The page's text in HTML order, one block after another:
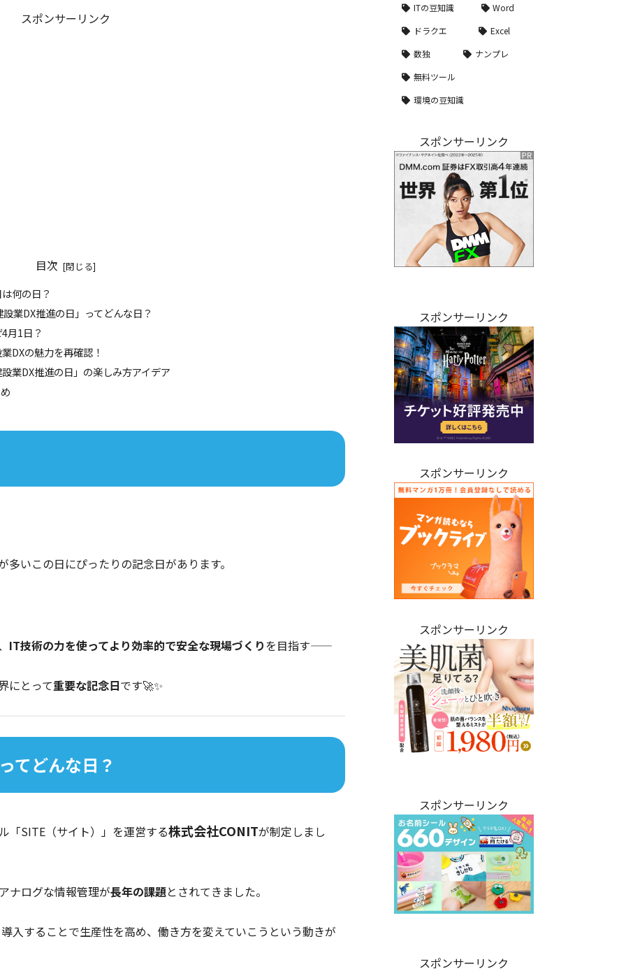
スポンサーリンク
目次
何の日？
業DX推進の日」ってどんな日？
月1日？
DXの魅力を再確認！
業DX推進の日」の楽しみ方アイデア
いこの日にぴったりの記念日があります。
IT技術の力を使ってより効率的で安全な現場づくりを目指す――
にとって重要な記念日です🚀✨
てどんな日？
「SITE（サイト）」を運営する株式会社CONITが制定しまし
ナログな情報管理が長年の課題とされてきました。
入することで生産性を高め、働き方を変えていこうという動きが
ITの豆知識
Word
ドラクエ
Excel
数独
ナンプレ
無料ツール
環境の豆知識
スポンサーリンク
スポンサーリンク
スポンサーリンク
スポンサーリンク
スポンサーリンク
スポンサーリンク